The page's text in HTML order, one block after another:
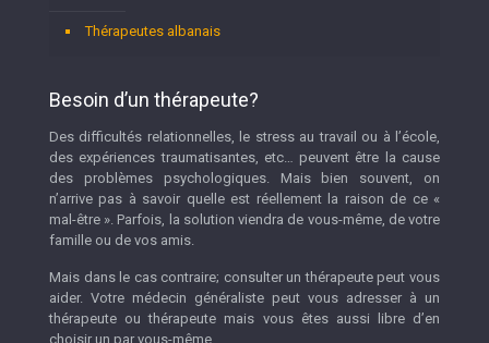
Thérapeutes albanais
Besoin d’un thérapeute?
Des difficultés relationnelles, le stress au travail ou à l’école,
des expériences traumatisantes, etc… peuvent être la cause
des problèmes psychologiques. Mais bien souvent, on
n’arrive pas à savoir quelle est réellement la raison de ce «
mal-être ». Parfois, la solution viendra de vous-même, de votre
famille ou de vos amis.
Mais dans le cas contraire; consulter un thérapeute peut vous
aider. Votre médecin généraliste peut vous adresser à un
thérapeute ou thérapeute mais vous êtes aussi libre d’en
choisir un par vous-même.